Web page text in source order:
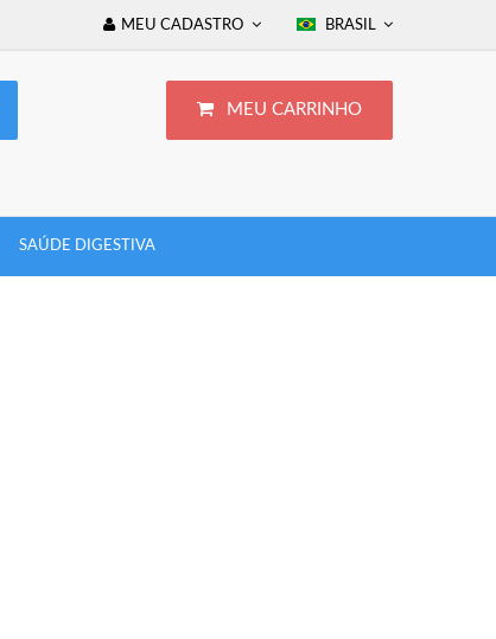
BRASIL
MEU CADASTRO
MEU CARRINHO
SAÚDE DIGESTIVA